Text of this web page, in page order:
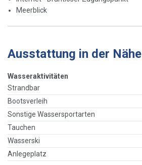
Meerblick
Ausstattung in der Nähe
Wasseraktivitäten
Strandbar
Bootsverleih
Sonstige Wassersportarten
Tauchen
Wasserski
Anlegeplatz